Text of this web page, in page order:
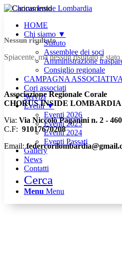
HOME
Chi siamo ▼
Statuto
Assemblee dei soci
Amministrazione
Consiglio regionale
CAMPAGNA
Cori associati
Servizi
Eventi ▼
Eventi 2026
Eventi 2025
Eventi 2024
Eventi Passati
Gallery
News
Contatti
Cerca
Menu Menu
Nessun risultato
Spiacente, ma nessun risultato è
Associazione Regionale Corale
CHORUS INSIDE LOMBARDIA
Via: Via Niccolò Paganini n. 2 -
C.F: 91017670208
Email: